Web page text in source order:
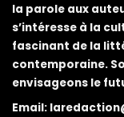
la parole aux
s’intéresse à la
fascinant de la
contemporaine.
envisageons le
Email: